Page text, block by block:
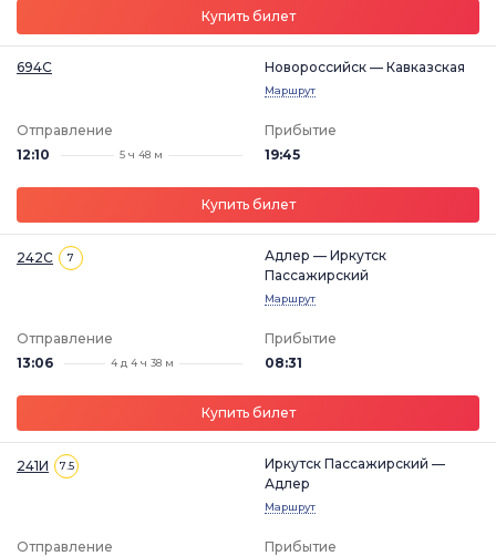
Купить билет
694С Новороссийск — Кавказская
Маршрут
Отправление
12:10
5 ч 48 м
Прибытие
19:45
Купить билет
242С 7
Адлер — Иркутск
Пассажирский
Маршрут
Отправление
13:06
4 д 4 ч 38 м
Прибытие
08:31
Купить билет
241И 7.5
Иркутск Пассажирский —
Адлер
Маршрут
Отправление
Прибытие